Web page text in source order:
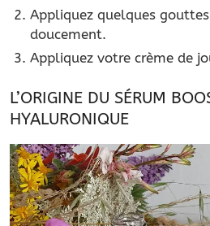
Appliquez quelques
doucement.
Appliquez votre crème de
L’ORIGINE DU SÉRUM
HYALURONIQUE